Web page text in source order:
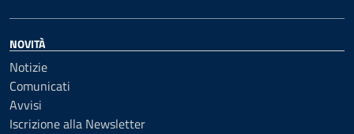
NOVITÀ
Notizie
Comunicati
Avvisi
Iscrizione alla Newsletter